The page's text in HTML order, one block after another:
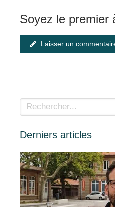
Soyez le premier
Laisser un
Rechercher
Derniers articles